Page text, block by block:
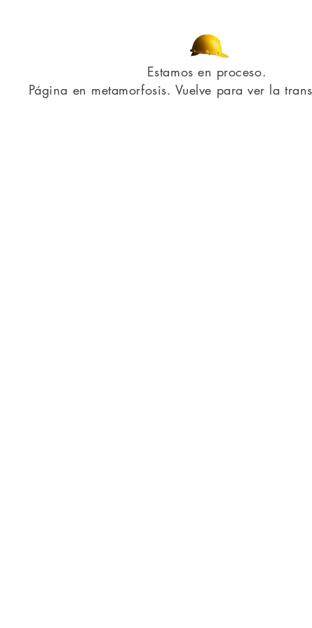
Estamos en proceso.
Página en metamorfosis. Vuelve para ver la